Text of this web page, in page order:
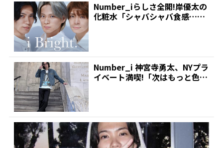
Number_iらしさ全開!岸優太の
化粧水「シャバシャバ食感…」
Number_i 神宮寺勇太、NYプラ
イベート満喫!「次はもっと色ん